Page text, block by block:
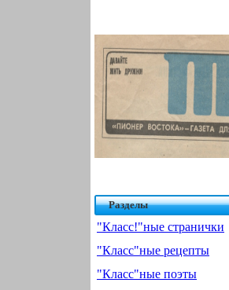
Разделы
"Класс!"ные странички
"Класс"ные рецепты
"Класс"ные поэты